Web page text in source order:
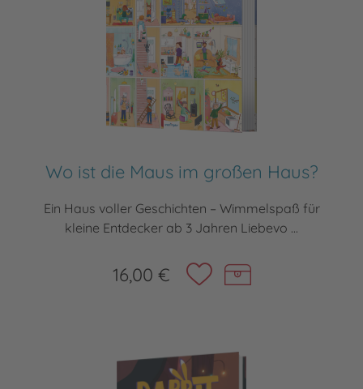
Wo ist die Maus im großen Haus?
Ein Haus voller Geschichten – Wimmelspaß für
kleine Entdecker ab 3 Jahren Liebevo ...
16,00 €